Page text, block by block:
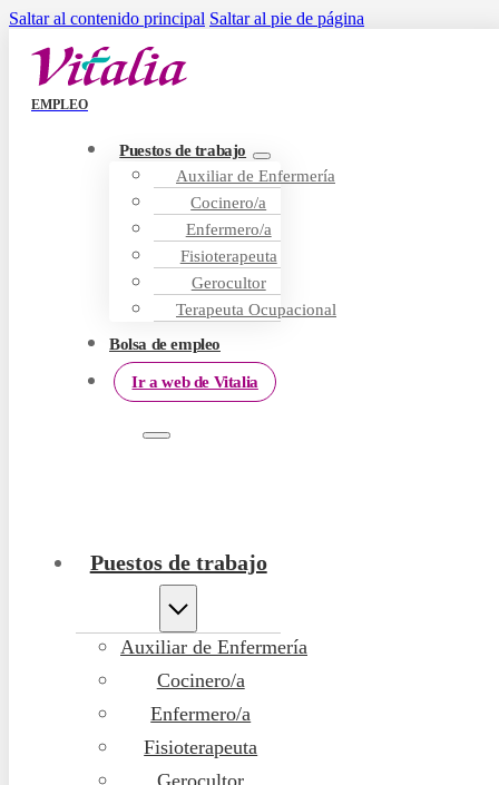
Saltar al contenido principal Saltar al pie de página
EMPLEO
Puestos de trabajo
Auxiliar de Enfermería
Cocinero/a
Enfermero/a
Fisioterapeuta
Gerocultor
Terapeuta Ocupacional
Bolsa de empleo
Ir a web de Vitalia
Puestos de trabajo
Auxiliar de Enfermería
Cocinero/a
Enfermero/a
Fisioterapeuta
Gerocultor